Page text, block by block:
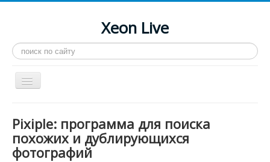
Xeon Live
Искать...
Toggle
Navigation
LGA 2011-3
LGA 2011
Pixiple: программа для поиска
похожих и дублирующихся
фотографий